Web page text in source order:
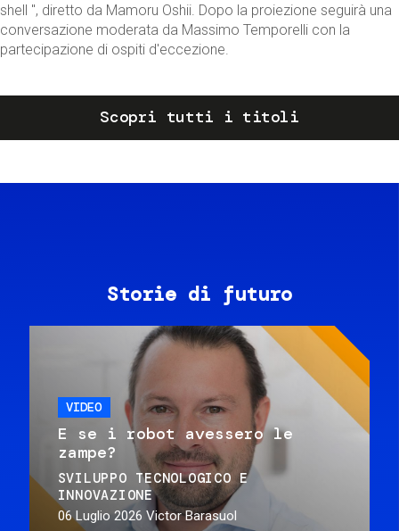
shell ", diretto da Mamoru Oshii. Dopo la proiezione seguirà una
conversazione moderata da Massimo Temporelli con la
partecipazione di ospiti d'eccezione.
Scopri tutti i titoli
Storie di futuro
VIDEO
E se i robot avessero le
zampe?
SVILUPPO TECNOLOGICO E
INNOVAZIONE
06 Luglio 2026 Victor Barasuol